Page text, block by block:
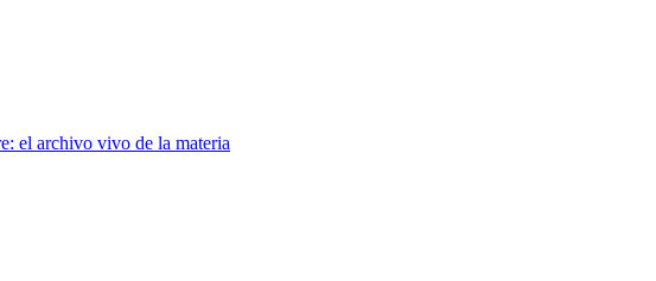
el archivo vivo de la materia